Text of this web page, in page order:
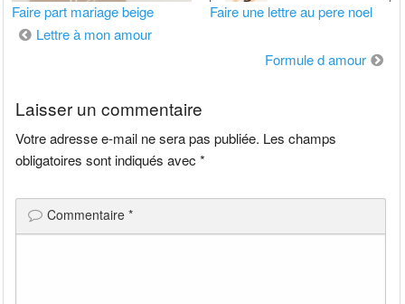
Faire part mariage beige Faire une lettre au pere noel
Navigation
Lettre à mon amour
Formule d amour
Laisser un commentaire
Votre adresse e-mail ne sera pas publiée. Les champs
obligatoires sont indiqués avec*
Commentaire*